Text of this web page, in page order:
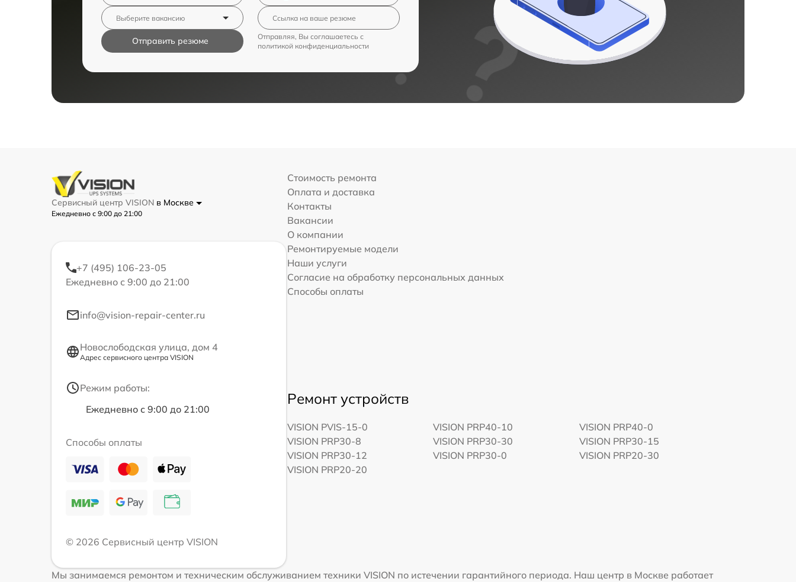
Отправить резюме
Отправляя, Вы соглашаетесь с
политикой конфиденциальности
Сервисный центр VISION в Москве
Ежедневно с 9:00 до 21:00
+7 (495) 106-23-05
Ежедневно с 9:00 до 21:00
info@vision-repair-center.ru
Новослободская улица, дом 4
Адрес сервисного центра VISION
Режим работы:
Ежедневно с 9:00 до 21:00
Способы оплаты
© 2026 Сервисный центр VISION
Стоимость ремонта
Оплата и доставка
Контакты
Вакансии
О компании
Ремонтируемые модели
Наши услуги
Согласие на обработку персональных данных
Способы оплаты
Ремонт устройств
VISION PVIS-15-0 VISION PRP40-10
VISION PRP40-0
VISION PRP30-8
VISION PRP30-30
VISION PRP30-15
VISION PRP30-12
VISION PRP30-0
VISION PRP20-30
VISION PRP20-20
Мы занимаемся ремонтом и техническим обслуживанием техники VISION по истечении гарантийного периода. Наш центр в Москве работает